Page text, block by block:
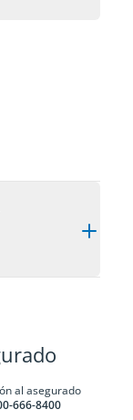
al asegurado
666-8400